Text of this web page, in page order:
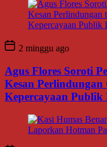
2 minggu ago
Agus Flores Soroti
Kesan
Kepercayaan